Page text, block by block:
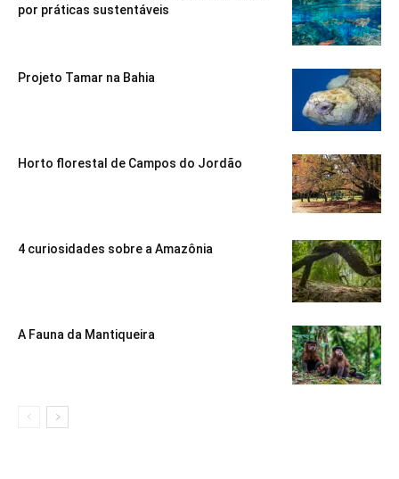
por práticas sustentáveis
Projeto Tamar na Bahia
Horto florestal de Campos do Jordão
4 curiosidades sobre a Amazônia
A Fauna da Mantiqueira